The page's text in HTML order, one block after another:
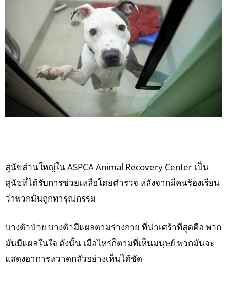
สุนัขส่วนใหญ่ใน ASPCA Animal Recovery Center เป็น
สุนัขที่ได้รับการช่วยเหลือโดยตำรวจ หลังจากมีคนร้องเรียน
ว่าพวกมันถูกทารุณกรรม
บางตัวป่วย บางตัวมีแผลตามร่างกาย ที่น่าเศร้าที่สุดคือ พวก
มันมีแผลในใจ ดังนั้น เมื่อไหร่ก็ตามที่เห็นมนุษย์ พวกมันจะ
แสดงอาการหวาดกลัวอย่างเห็นได้ชัด